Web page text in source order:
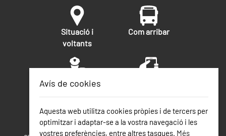
Situació i
voltants
Com arribar
Seguretat
d'interès
Calas de Mallorca
Avís de cookies
Aquesta web utilitza cookies pròpies i de tercers per
optimitzar i adaptar-se a la vostra navegació i les
vostres preferències, entre altres tasques. Més